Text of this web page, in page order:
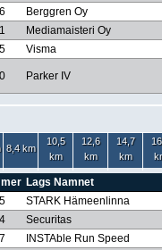
Berggren Oy
Mediamaisteri Oy
Visma
Parker IV
8,4 km
10,5
km
12,6
km
14,7
km
Lags Namnet
STARK Hämeenlinna
Securitas
INSTAble Run Speed